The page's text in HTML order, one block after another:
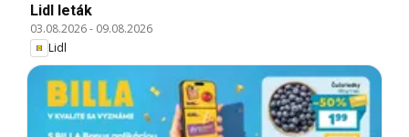
Lidl leták
03.08.2026- 09.08.2026
Lidl